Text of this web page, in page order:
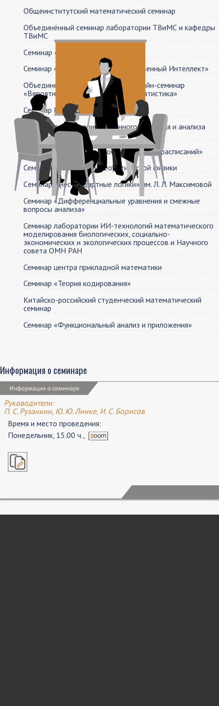
Общеинститутский математический семинар
Объединённый семинар лаборатории ТВиМС и кафедры
ТВиМС
Cеминар «Теория вычислимости»
Семинар «Объяснительный Искусственный Интеллект»
Объединенный вероятностный онлайн-семинар
«Вероятность и математическая статистика»
Семинар Книгочтения
Семинар лаборатории машинного обучения и анализа
данных
Семинар «Актуальные проблемы теории расписаний»
Семинар лаборатории теоретической физики
Cеминар «Нестандартные логики» им. Л. Л. Максимовой
Семинар «Дифференциальные уравнения и смежные
вопросы анализа»
Семинар лаборатории ИИ-технологий математического
моделирования биологических, социально-
экономических и экологических процессов и Научного
совета ОМН РАН
Семинар центра прикладной математики
Семинар «Теория кодирования»
Китайско-российский студенческий математический
семинар
Семинар «Функциональный анализ и приложения»
Информация о семинаре
Руководители:
П. С. Рузанкин, Ю. Ю. Линке, И. С. Борисов
Время и место проведения:
Понедельник, 15.00 ч.,